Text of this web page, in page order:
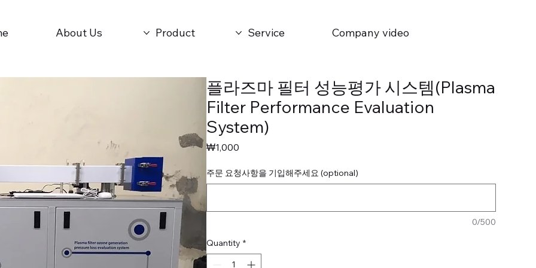
About Us Product Service Company video
플라즈마 필터 성능평가 시스템(Plasma
Filter Performance Evaluation
System)
₩1,000Price
주문 요청사항을 기입해주세요 (optional)
0/500
Quantity *